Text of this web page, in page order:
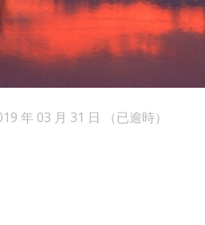
年 03 月 31 日 （已逾時）